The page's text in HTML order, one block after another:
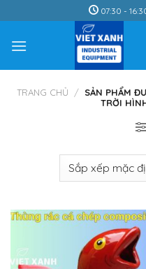
to
content
07:30 -
TRANG CHỦ / SẢN PHẨM
TRỜI